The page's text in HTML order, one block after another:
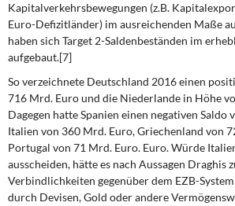
Kapitalverkehrsbewegungen (z.B.
Euro-Defizitländer) im ausreichenden Maße
haben sich Target 2-Saldenbeständen im
aufgebaut.[7]
So verzeichnete Deutschland 2016 einen
716 Mrd. Euro und die Niederlande in Höhe
Dagegen hatte Spanien einen negativen Saldo
Italien von 360 Mrd. Euro, Griechenland von
Portugal von 71 Mrd. Euro. Euro. Würde
ausscheiden, hätte es nach Aussagen Draghis
Verbindlichkeiten gegenüber dem EZB-
durch Devisen, Gold oder andere